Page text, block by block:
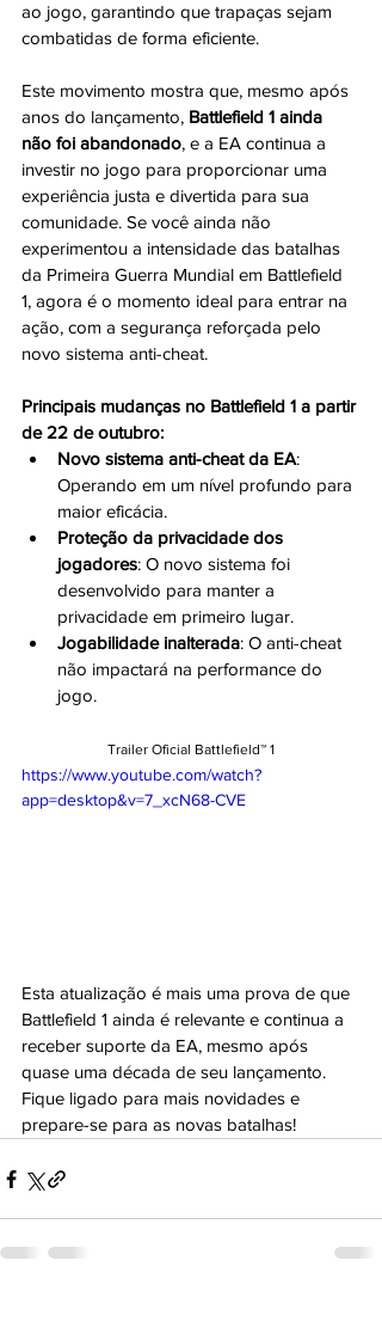
ao jogo, garantindo que trapaças sejam
combatidas de forma eficiente.
Este movimento mostra que, mesmo após
anos do lançamento, Battlefield 1 ainda
não foi abandonado, e a EA continua a
investir no jogo para proporcionar uma
experiência justa e divertida para sua
comunidade. Se você ainda não
experimentou a intensidade das batalhas
da Primeira Guerra Mundial em Battlefield
1, agora é o momento ideal para entrar na
ação, com a segurança reforçada pelo
novo sistema anti-cheat.
Principais mudanças no Battlefield 1 a partir
de 22 de outubro:
Novo sistema anti-cheat da EA:
Operando em um nível profundo para
maior eficácia.
Proteção da privacidade dos
jogadores: O novo sistema foi
desenvolvido para manter a
privacidade em primeiro lugar.
Jogabilidade inalterada: O anti-cheat
não impactará na performance do
jogo.
Trailer Oficial Battlefield™ 1
https://www.youtube.com/watch?
app=desktop&v=7_xcN68-CVE
Esta atualização é mais uma prova de que
Battlefield 1 ainda é relevante e continua a
receber suporte da EA, mesmo após
quase uma década de seu lançamento.
Fique ligado para mais novidades e
prepare-se para as novas batalhas!